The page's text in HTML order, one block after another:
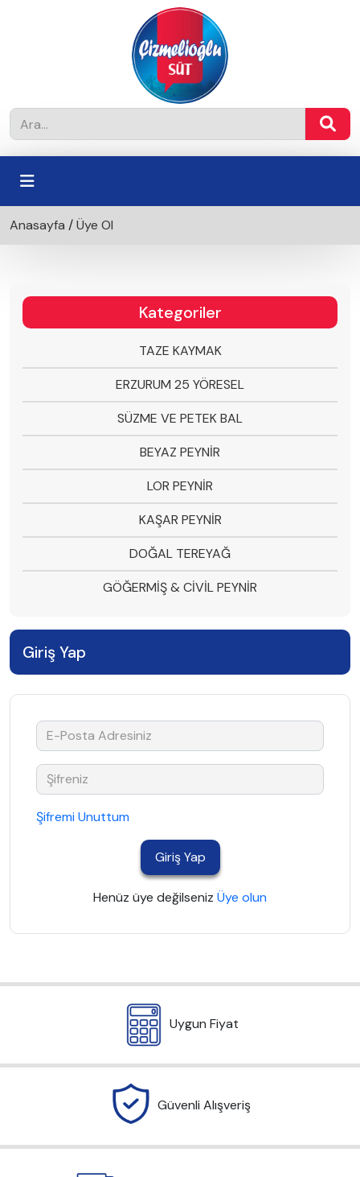
Anasayfa /Üye Ol
Kategoriler
TAZE KAYMAK
ERZURUM 25 YÖRESEL
SÜZME VE PETEK BAL
BEYAZ PEYNİR
LOR PEYNİR
KAŞAR PEYNİR
DOĞAL TEREYAĞ
GÖĞERMİŞ & CİVİL PEYNİR
Giriş Yap
Şifremi Unuttum
Giriş Yap
Henüz üye değilseniz Üye olun
Uygun Fiyat
Güvenli Alışveriş